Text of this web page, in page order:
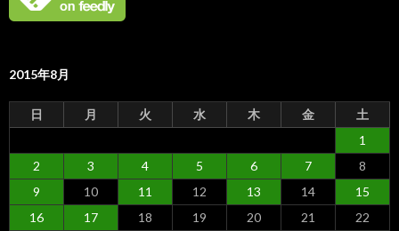
2015年8月
日 月 火 水 木 金 土
1
2
3 4 5 6 7
8
9
10 11 12 13 14
15
16
17 18 19 20 21
22